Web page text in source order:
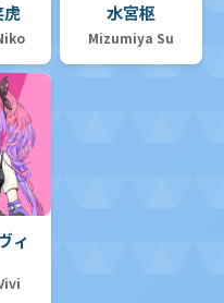
虎 水宮枢
Mizumiya Su
ィ